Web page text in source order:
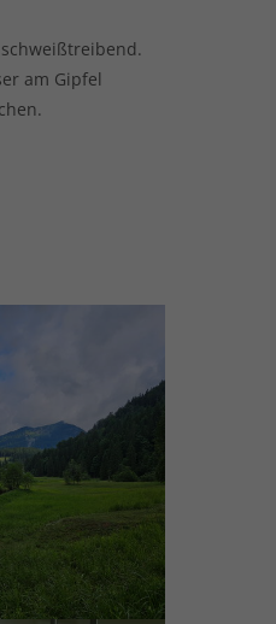
am Gipfel